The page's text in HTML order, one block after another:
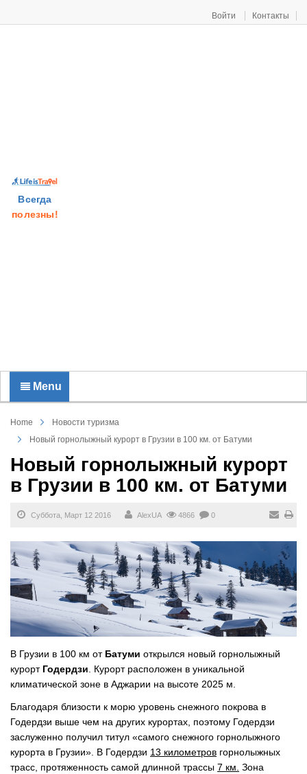
Войти Контакты
Всегда
полезны!
Menu
Home
Новости туризма
Новый горнолыжный курорт в Грузии в 100 км. от Батуми
Новый горнолыжный курорт
в Грузии в 100 км. от Батуми
Суббота, Март 12 2016 AlexUA 4866 0
В Грузии в 100 км от Батуми открылся новый горнолыжный
курорт Годердзи . Курорт расположен в уникальной
климатической зоне в Аджарии на высоте 2025 м.
Благодаря близости к морю уровень снежного покрова в
Годердзи выше чем на других курортах, поэтому Годердзи
заслуженно получил титул «самого снежного горнолыжного
курорта в Грузии». В Годердзи 13 километров горнолыжных
трасс, протяженность самой длинной трассы 7 км. Зона